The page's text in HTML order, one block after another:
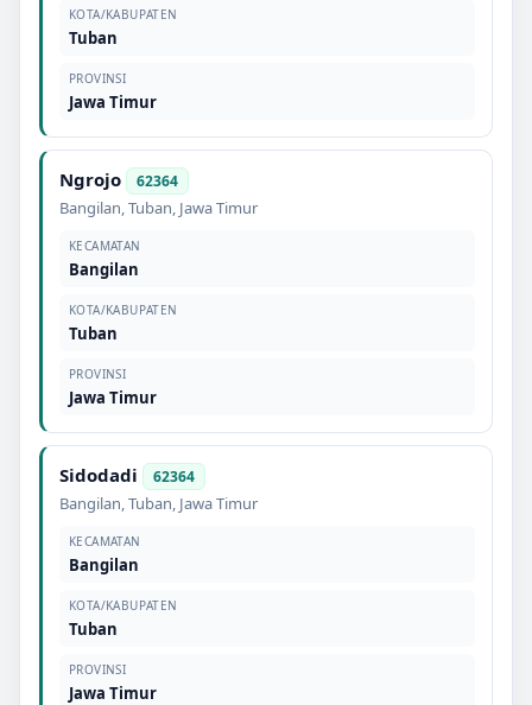
KOTA/KABUPATEN
Tuban
PROVINSI
Jawa Timur
Ngrojo 62364
Bangilan,Tuban, Jawa Timur
KECAMATAN
Bangilan
KOTA/KABUPATEN
Tuban
PROVINSI
Jawa Timur
Sidodadi 62364
Bangilan,Tuban, Jawa Timur
KECAMATAN
Bangilan
KOTA/KABUPATEN
Tuban
PROVINSI
Jawa Timur